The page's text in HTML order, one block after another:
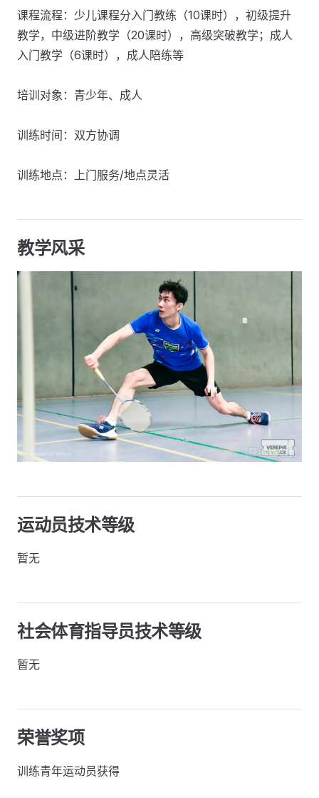
课程流程：少儿课程分入门教练（10课时），初级提升
教学，中级进阶教学（20课时），高级突破教学；成人
入门教学（6课时），成人陪练等
培训对象：青少年、成人
训练时间：双方协调
训练地点：上门服务/地点灵活
教学风采
运动员技术等级
暂无
社会体育指导员技术等级
暂无
荣誉奖项
训练青年运动员获得